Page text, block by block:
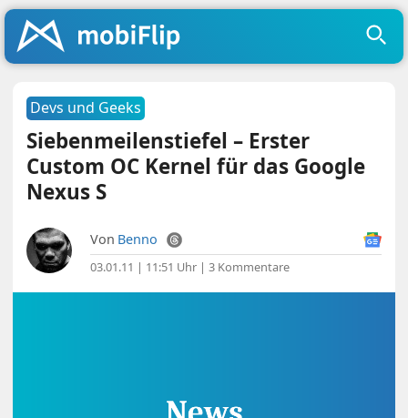
Devs und Geeks
Siebenmeilenstiefel – Erster
Custom OC Kernel für das Google
Nexus S
Von Benno
03.01.11 | 11:51 Uhr |3 Kommentare